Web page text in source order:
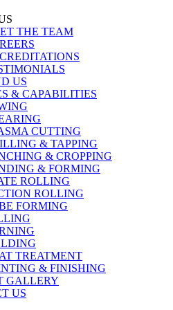
THE TEAM
US
& CAPABILITIES
CUTTING
& TAPPING
& CROPPING
& FORMING
ROLLING
ROLLING
FORMING
TREATMENT
& FINISHING
GALLERY
US